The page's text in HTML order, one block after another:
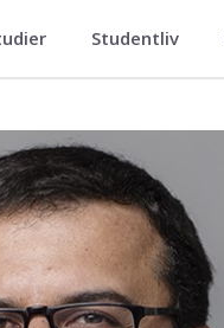
Studentliv
Amiri